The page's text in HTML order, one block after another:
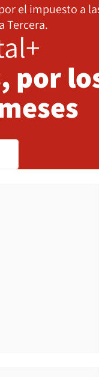
el impuesto a
Tercera.
por